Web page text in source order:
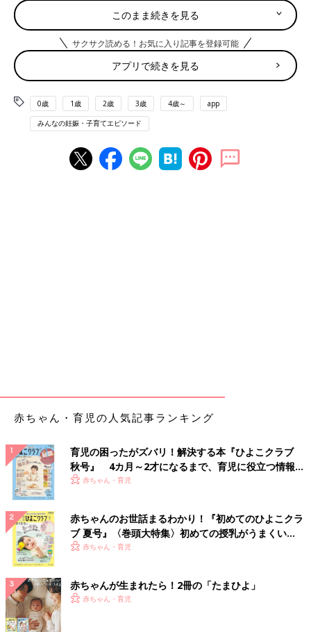
「あり」派が7割弱と多数ですね。では、みんなの声を聞いてみ
「気にならない」（シフォン）
「むしろ美味しい」（かりん）
■ 「なし」派の声
「鍋が熱くて、火傷の危険があるから」（パオロン）
「子どもが真似することがあるから」（ちょこ）
「猫舌なので鍋のままだと食べられないから」（まる）
このまま続きを見る
サクサク読める！お気に入り記事を登録可能
アプリで続きを見る
0歳 1歳 2歳 3歳 4歳～ app
みんなの妊娠・子育てエピソード
赤ちゃん・育児の人気記事ランキング
育児の困ったがズバリ！解決する本『ひよこクラブ
秋号』 4カ月～2才になるまで、育児に役立つ情報が
いっぱい！
赤ちゃん・育児
赤ちゃんのお世話まるわかり！『初めてのひよこクラ
ブ 夏号』〈巻頭大特集〉初めての授乳がうまくい
く！ おっぱい・ミルクの基本と夏のトラブル 解決テ
赤ちゃん・育児
赤ちゃんが生まれたら！2冊の「たまひよ」
赤ちゃん・育児